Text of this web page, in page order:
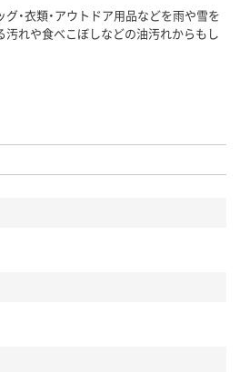
・衣類・アウトドア用品などを雨や雪を
汚れや食べこぼしなどの油汚れからもし